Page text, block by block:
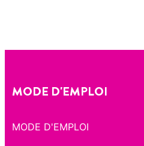
MODE D'EMPLOI
MODE D'EMPLOI